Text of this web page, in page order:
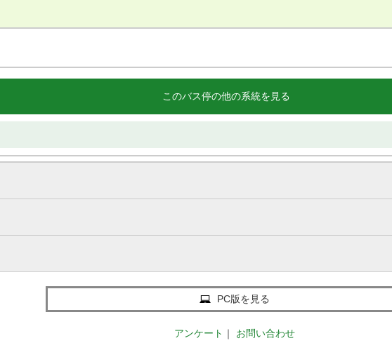
このバス停の他の系統を見る
PC版を見る
アンケート ｜
お問い合わせ